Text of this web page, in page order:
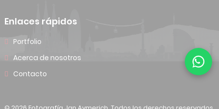
Enlaces rápidos
Portfolio
Acerca de nosotros
Contacto